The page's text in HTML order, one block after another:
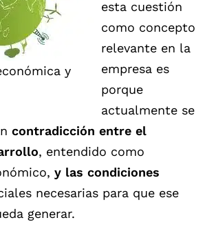
y
esta cuestión
como concepto
relevante en la
empresa es
porque
actualmente se
contradicción entre el
, entendido como
y las condiciones
necesarias para que ese
generar.